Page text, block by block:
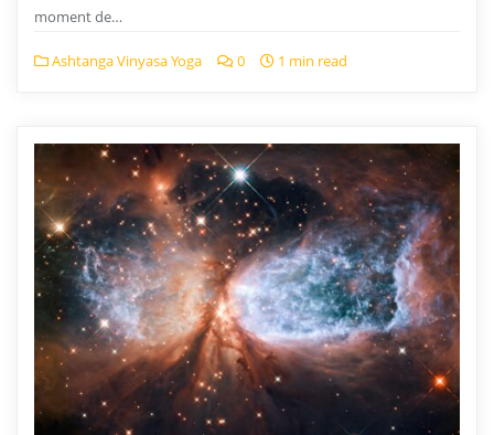
moment de…
Ashtanga Vinyasa Yoga 0 1 min read